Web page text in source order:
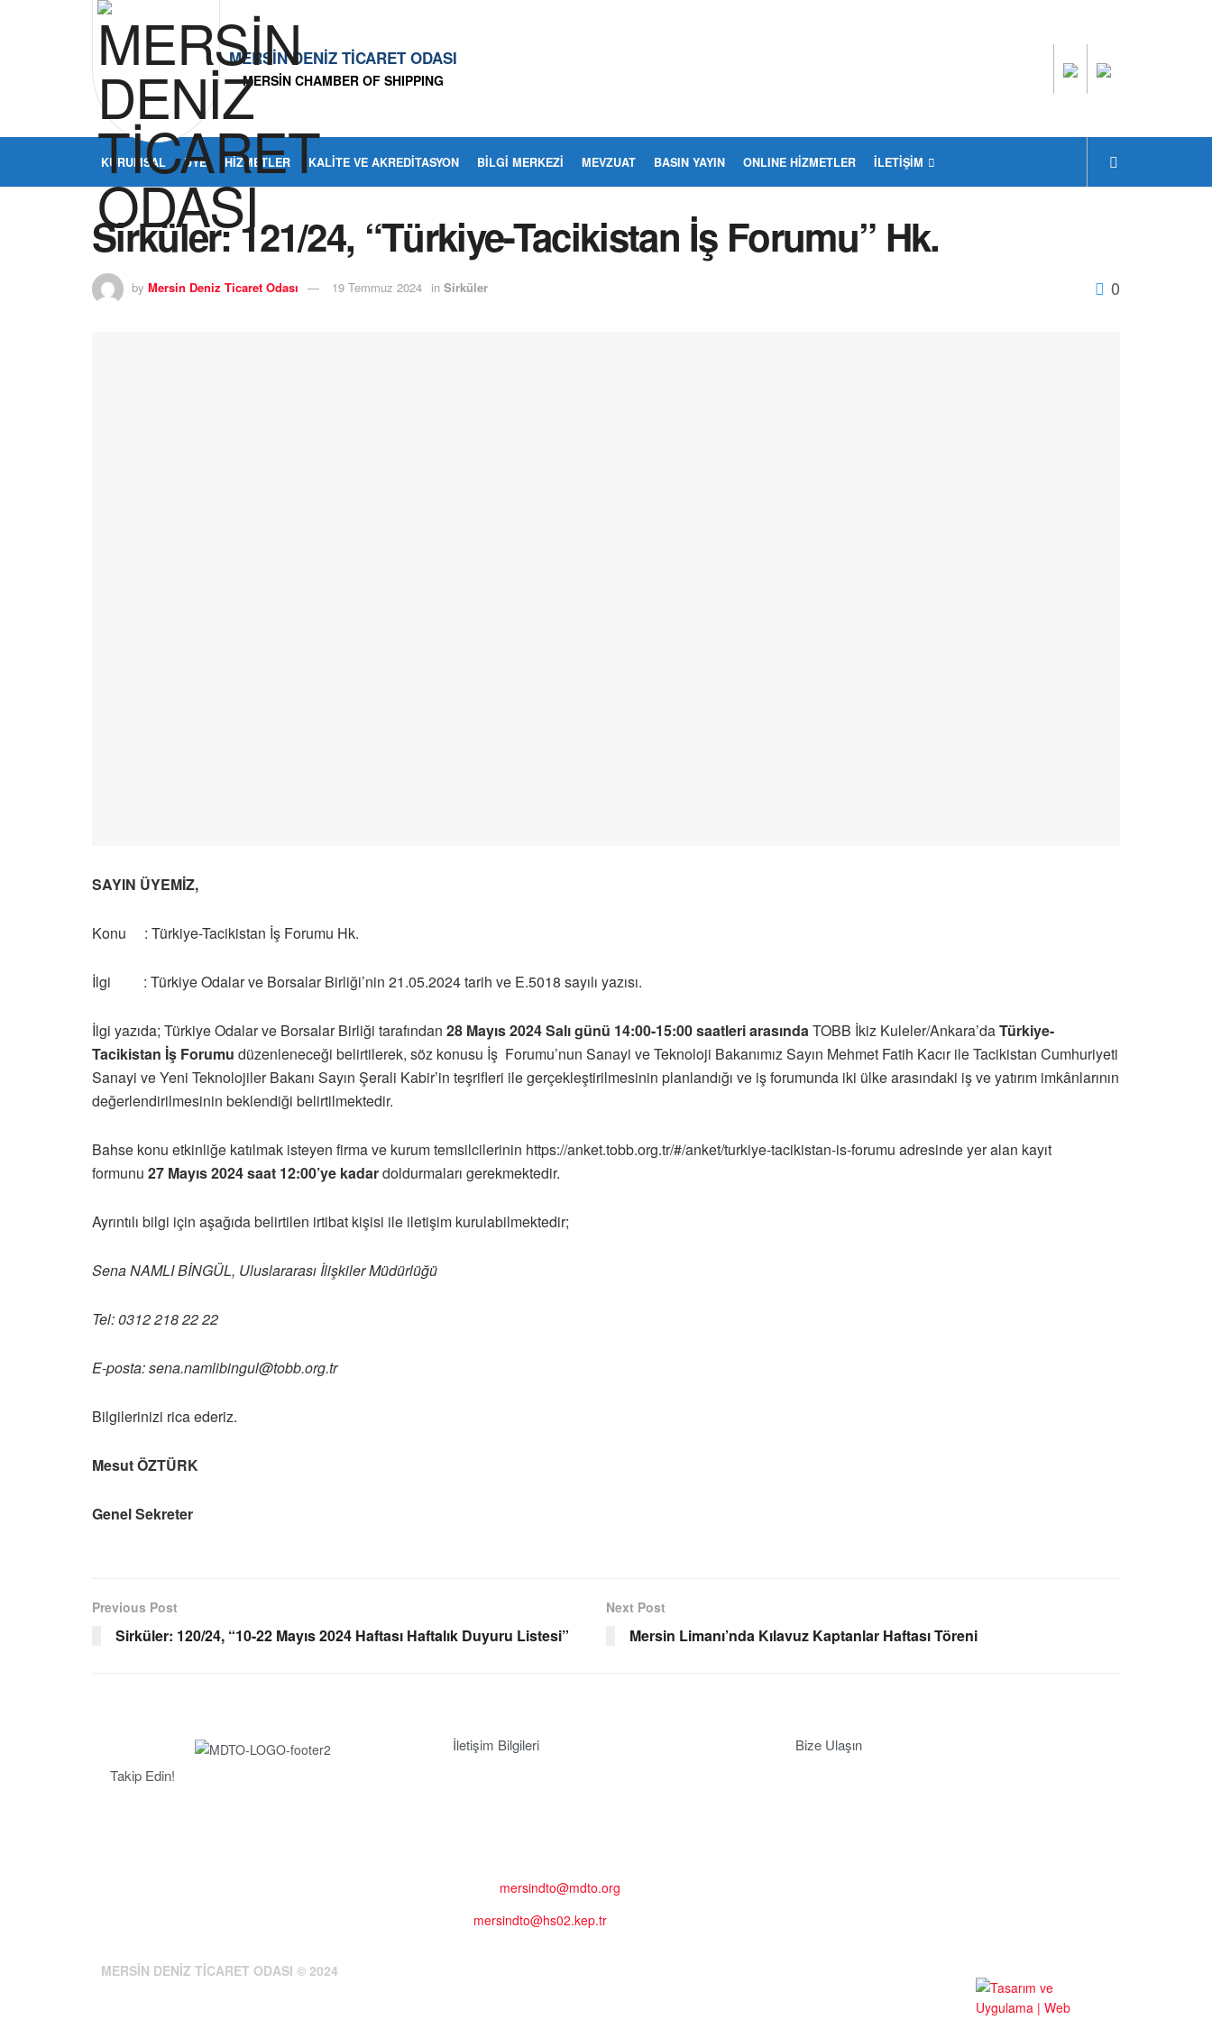
MERSİN DENİZ TİCARET ODASI
MERSİN CHAMBER OF SHIPPING
KURUMSAL ÜYE HIZMETLER KALITE VE AKREDITASYON BİLGİ MERKEZİ MEVZUAT BASIN YAYIN ONLINE HİZMETLER İLETIŞIM
Sirküler: 121/24, “Türkiye-Tacikistan İş Forumu” Hk.
by Mersin Deniz Ticaret Odası 19 Temmuz 2024 in Sirküler 0
SAYIN ÜYEMİZ,
Konu : Türkiye-Tacikistan İş Forumu Hk.
İlgi : Türkiye Odalar ve Borsalar Birliği’nin 21.05.2024 tarih ve E.5018 sayılı yazısı.
İlgi yazıda; Türkiye Odalar ve Borsalar Birliği tarafından 28 Mayıs 2024 Salı günü 14:00-15:00 saatleri arasındaTOBB İkiz Kuleler/Ankara’daTürkiye-
Tacikistan İş Forumu düzenleneceği belirtilerek, söz konusu İş Forumu’nun Sanayi ve Teknoloji Bakanımız Sayın Mehmet Fatih Kacır ile Tacikistan Cumhuriyeti
Sanayi ve Yeni Teknolojiler Bakanı Sayın Şerali Kabir’in teşrifleri ile gerçekleştirilmesinin planlandığı ve iş forumunda iki ülke arasındaki iş ve yatırım imkânlarının
değerlendirilmesinin beklendiği belirtilmektedir.
Bahse konu etkinliğe katılmak isteyen firma ve kurum temsilcilerinin https://anket.tobb.org.tr/#/anket/turkiye-tacikistan-is-forumu adresinde yer alan kayıt
formunu 27 Mayıs 2024 saat 12:00’ye kadardoldurmaları gerekmektedir.
Ayrıntılı bilgi için aşağıda belirtilen irtibat kişisi ile iletişim kurulabilmektedir;
Sena NAMLI BİNGÜL, Uluslararası İlişkiler Müdürlüğü
Tel: 0312 218 22 22
E-posta: sena.namlibingul@tobb.org.tr
Bilgilerinizi rica ederiz.
Mesut ÖZTÜRK
Genel Sekreter
Previous Post
Sirküler: 120/24, “10-22 Mayıs 2024 Haftası Haftalık Duyuru Listesi”
Next Post
Mersin Limanı’nda Kılavuz Kaptanlar Haftası Töreni
Takip Edin!
İletişim Bilgileri
mersindto@mdto.org
mersindto@hs02.kep.tr
Bize Ulaşın
MERSİN DENİZ TİCARET ODASI © 2024